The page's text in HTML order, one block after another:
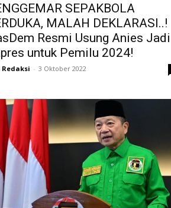
SEPAKBOLA
MALAH DEKLARASI..!
Resmi Usung Anies Jadi
untuk Pemilu 2024!
Redaksi - 3 Oktober 2022